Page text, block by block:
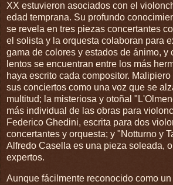
XX estuvieron asociados con el
edad temprana. Su profundo
se revela en tres piezas concertantes
el solista y la orquesta colaboran para
gama de colores y estados de ánimo, y
lentos se encuentran entre los más
haya escrito cada compositor.
sus conciertos como una voz que se
multitud; la misteriosa y otoñal
más individual de las obras para
Federico Ghedini, escrita para dos
concertantes y orquesta; y "Notturno y
Alfredo Casella es una pieza soleada,
expertos.
Aunque fácilmente reconocido como